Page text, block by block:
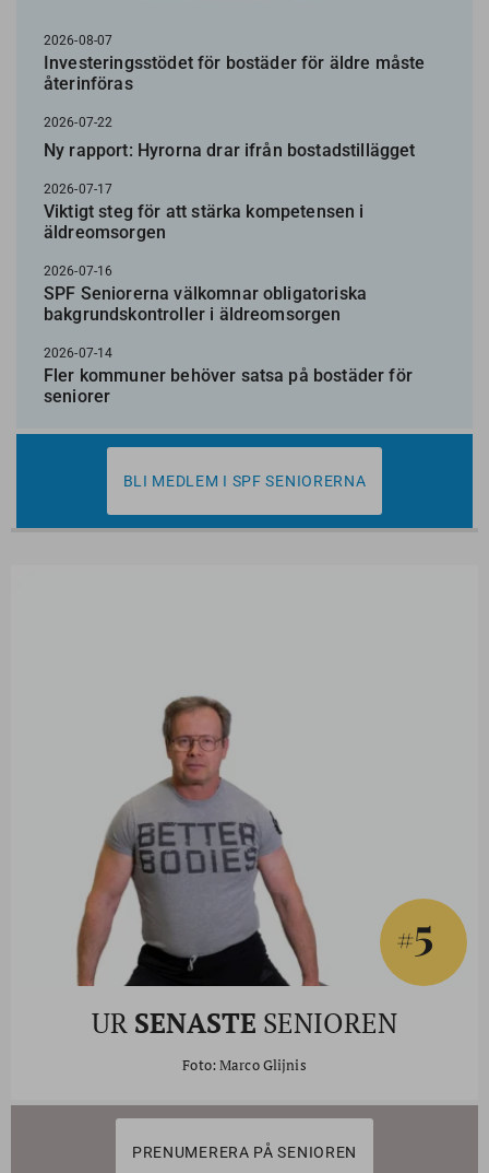
2026-08-07
Investeringsstödet för bostäder för äldre måste
återinföras
2026-07-22
Ny rapport: Hyrorna drar ifrån bostadstillägget
2026-07-17
Viktigt steg för att stärka kompetensen i
äldreomsorgen
2026-07-16
SPF Seniorerna välkomnar obligatoriska
bakgrundskontroller i äldreomsorgen
2026-07-14
Fler kommuner behöver satsa på bostäder för
seniorer
BLI MEDLEM I SPF SENIORERNA
#5
UR SENASTE SENIOREN
Foto: Marco Glijnis
PRENUMERERA PÅ SENIOREN